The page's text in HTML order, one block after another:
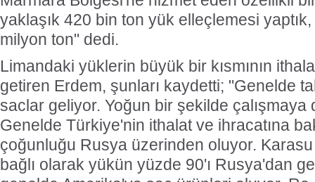
yaklaşık 420 bin ton yük elleçlemesi
milyon ton" dedi.
Limandaki yüklerin büyük bir kısmının
getiren Erdem, şunları kaydetti; "Genelde
saclar geliyor. Yoğun bir şekilde çalışmaya
Genelde Türkiye'nin ithalat ve ihracatına
çoğunluğu Rusya üzerinden oluyor.
bağlı olarak yükün yüzde 90'ı Rusya'dan